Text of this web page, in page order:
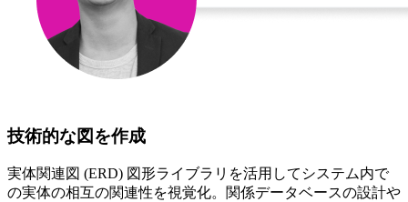
技術的な図を作成
実体関連図 (ERD) 図形ライブラリを活用してシステム内で
の実体の相互の関連性を視覚化。関係データベースの設計や